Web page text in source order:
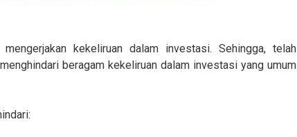
kekeliruan dalam investasi. Sehingga, telah
beragam kekeliruan dalam investasi yang umum